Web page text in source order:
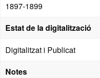
1897-1899
Estat de la digitalització
Digitalitzat i Publicat
Notes